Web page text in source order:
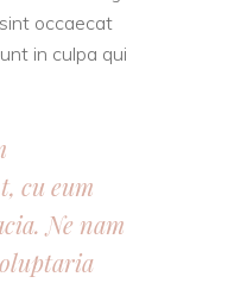
occaecat
in culpa qui
cu eum
Ne nam